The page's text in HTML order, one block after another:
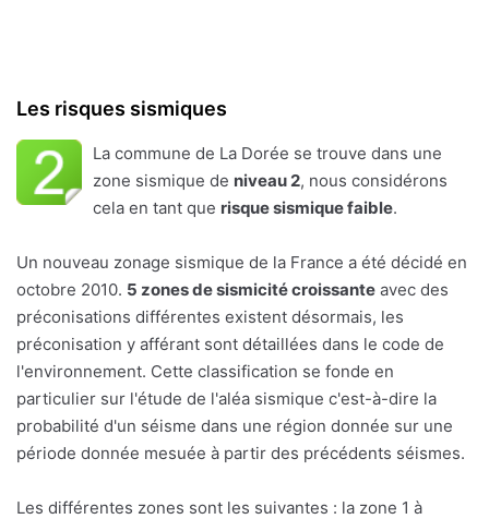
Les risques sismiques
La commune de La Dorée se trouve dans une
zone sismique de niveau 2, nous considérons
cela en tant que risque sismique faible.
Un nouveau zonage sismique de la France a été décidé en
octobre 2010. 5 zones de sismicité croissante avec des
préconisations différentes existent désormais, les
préconisation y afférant sont détaillées dans le code de
l'environnement. Cette classification se fonde en
particulier sur l'étude de l'aléa sismique c'est-à-dire la
probabilité d'un séisme dans une région donnée sur une
période donnée mesuée à partir des précédents séismes.
Les différentes zones sont les suivantes : la zone 1 à